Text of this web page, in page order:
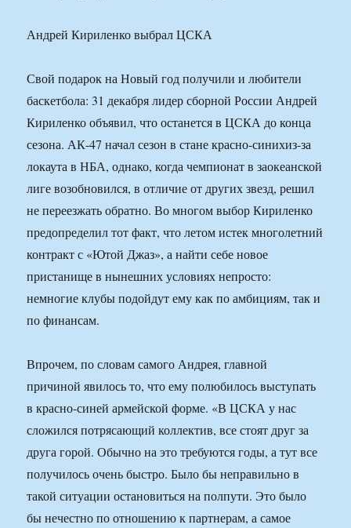
Андрей Кириленко выбрал ЦСКА
Свой подарок на Новый год получили и любители
баскетбола: 31 декабря лидер сборной России Андрей
Кириленко объявил, что останется в ЦСКА до конца
сезона. АК-47 начал сезон в стане красно-синихиз-за
локаута в НБА, однако, когда чемпионат в заокеанской
лиге возобновился, в отличие от других звезд, решил
не переезжать обратно. Во многом выбор Кириленко
предопределил тот факт, что летом истек многолетний
контракт с «Ютой Джаз», а найти себе новое
пристанище в нынешних условиях непросто:
немногие клубы подойдут ему как по амбициям, так и
по финансам.
Впрочем, по словам самого Андрея, главной
причиной явилось то, что ему полюбилось выступать
в красно-синей армейской форме. «В ЦСКА у нас
сложился потрясающий коллектив, все стоят друг за
друга горой. Обычно на это требуются годы, а тут все
получилось очень быстро. Было бы неправильно в
такой ситуации остановиться на полпути. Это было
бы нечестно по отношению к партнерам, а самое